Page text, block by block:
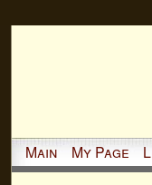
Main My Page